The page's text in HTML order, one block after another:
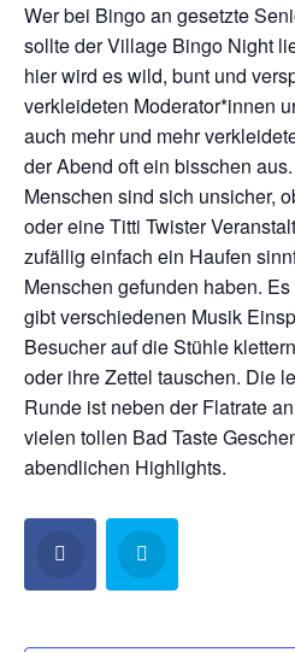
Wer bei Bingo an gesetzte
sollte der Village Bingo Night
hier wird es wild, bunt und
verkleideten Moderator*innen
auch mehr und mehr
der Abend oft ein bisschen
Menschen sind sich unsicher,
oder eine Titti Twister
zufällig einfach ein Haufen
Menschen gefunden haben.
gibt verschiedenen Musik
Besucher auf die Stühle
oder ihre Zettel tauschen. Die
Runde ist neben der Flatrate
vielen tollen Bad Taste
abendlichen Highlights.